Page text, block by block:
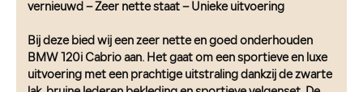
vernieuwd – Zeer nette staat – Unieke uitvoering
Bij deze bied wij een zeer nette en goed onderhouden
BMW 120i Cabrio aan. Het gaat om een sportieve en luxe
uitvoering met een prachtige uitstraling dankzij de zwarte